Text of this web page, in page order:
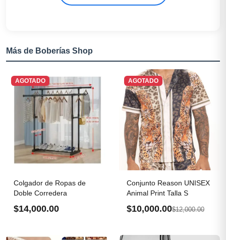
Más de Boberías Shop
AGOTADO
Colgador de Ropas de
Doble Corredera
$14,000.00
AGOTADO
Conjunto Reason UNISEX
Animal Print Talla S
$10,000.00$12,000.00